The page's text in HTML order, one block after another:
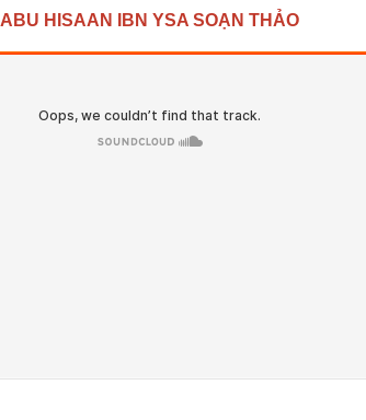
ABU HISAAN IBN YSA SOẠN THẢO